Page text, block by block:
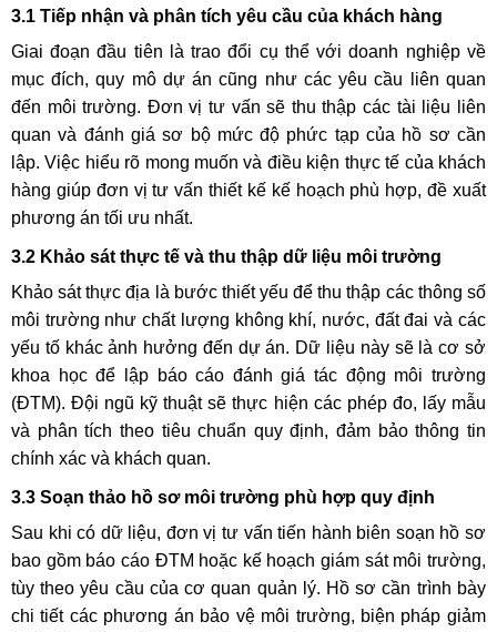
3.1 Tiếp nhận và phân tích yêu cầu của khách hàng
Giai đoạn đầu tiên là trao đổi cụ thể với doanh nghiệp về
mục đích, quy mô dự án cũng như các yêu cầu liên quan
đến môi trường. Đơn vị tư vấn sẽ thu thập các tài liệu liên
quan và đánh giá sơ bộ mức độ phức tạp của hồ sơ cần
lập. Việc hiểu rõ mong muốn và điều kiện thực tế của khách
hàng giúp đơn vị tư vấn thiết kế kế hoạch phù hợp, đề xuất
phương án tối ưu nhất.
3.2 Khảo sát thực tế và thu thập dữ liệu môi trường
Khảo sát thực địa là bước thiết yếu để thu thập các thông số
môi trường như chất lượng không khí, nước, đất đai và các
yếu tố khác ảnh hưởng đến dự án. Dữ liệu này sẽ là cơ sở
khoa học để lập báo cáo đánh giá tác động môi trường
(ĐTM). Đội ngũ kỹ thuật sẽ thực hiện các phép đo, lấy mẫu
và phân tích theo tiêu chuẩn quy định, đảm bảo thông tin
chính xác và khách quan.
3.3 Soạn thảo hồ sơ môi trường phù hợp quy định
Sau khi có dữ liệu, đơn vị tư vấn tiến hành biên soạn hồ sơ
bao gồm báo cáo ĐTM hoặc kế hoạch giám sát môi trường,
tùy theo yêu cầu của cơ quan quản lý. Hồ sơ cần trình bày
chi tiết các phương án bảo vệ môi trường, biện pháp giảm